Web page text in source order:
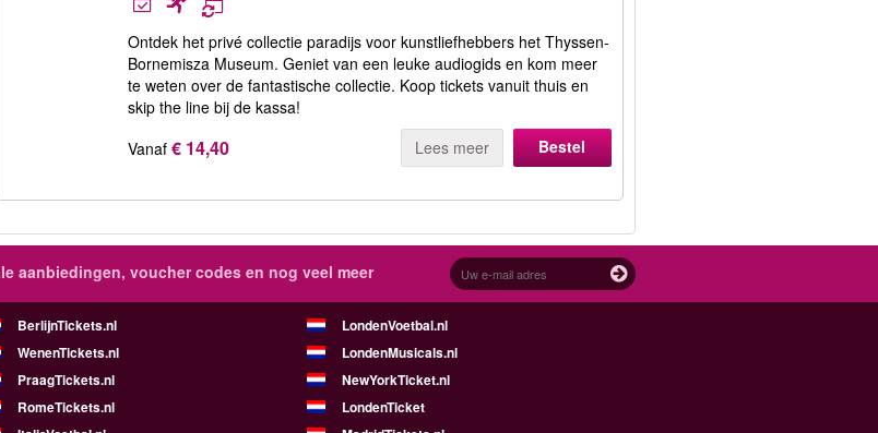
Ontdek het privé collectie paradijs voor kunstliefhebbers het Thyssen-
Bornemisza Museum. Geniet van een leuke audiogids en kom meer
te weten over de fantastische collectie. Koop tickets vanuit thuis en
skip the line bij de kassa!
Vanaf € 14,40 Lees meer Bestel
aanbiedingen, voucher codes en nog veel meer
BerlijnTickets.nl
LondenVoetbal.nl
WenenTickets.nl
LondenMusicals.nl
PraagTickets.nl
NewYorkTicket.nl
RomeTickets.nl
LondenTicket